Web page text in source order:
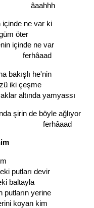
içinde ne var ki
öter
içinde ne var
bakışlı he'nin
iki çeşme
altında yamyassı
şirin de böyle ağlıyor
putları devir
baltayla
putların yerine
koyan kim